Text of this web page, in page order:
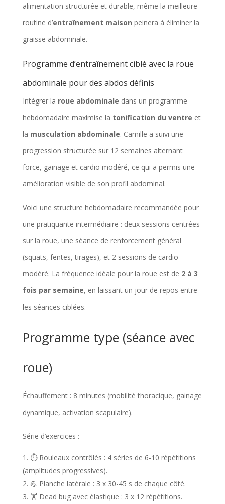
alimentation structurée et durable, même la meilleure
routine d’entraînement maison peinera à éliminer la
graisse abdominale.
Programme d’entraînement ciblé avec la roue
abdominale pour des abdos définis
Intégrer la roue abdominale dans un programme
hebdomadaire maximise la tonification du ventre et
la musculation abdominale. Camille a suivi une
progression structurée sur 12 semaines alternant
force, gainage et cardio modéré, ce qui a permis une
amélioration visible de son profil abdominal.
Voici une structure hebdomadaire recommandée pour
une pratiquante intermédiaire : deux sessions centrées
sur la roue, une séance de renforcement général
(squats, fentes, tirages), et 2 sessions de cardio
modéré. La fréquence idéale pour la roue est de 2 à 3
fois par semaine, en laissant un jour de repos entre
les séances ciblées.
Programme type (séance avec
roue)
Échauffement : 8 minutes (mobilité thoracique, gainage
dynamique, activation scapulaire).
Série d’exercices :
⏱️ Rouleaux contrôlés : 4 séries de 6-10 répétitions
(amplitudes progressives).
💪 Planche latérale : 3 x 30-45 s de chaque côté.
🏋️ Dead bug avec élastique : 3 x 12 répétitions.